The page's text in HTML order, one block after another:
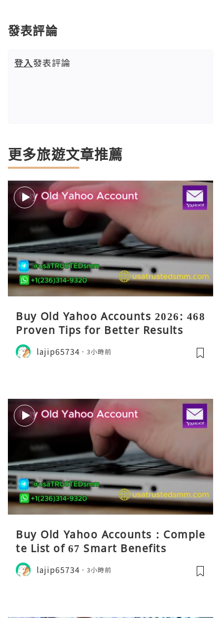
發表評論
登入發表評論
更多旅遊文章推薦
Buy Old Yahoo Accounts 2026: 468
Proven Tips for Better Results
lajip65734 3小時前
Buy Old Yahoo Accounts : Comple
te List of 67 Smart Benefits
lajip65734 3小時前